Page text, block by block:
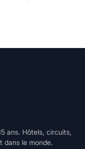
ans. Hôtels, circuits,
dans le monde.